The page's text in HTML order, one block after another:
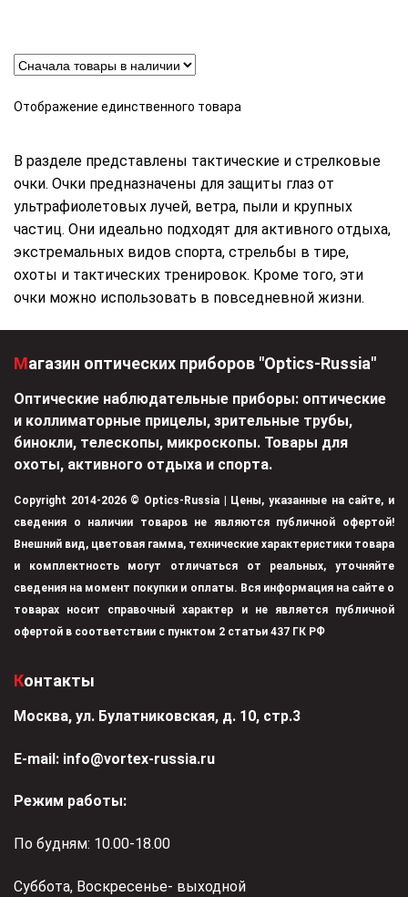
Отображение единственного товара
В разделе представлены тактические и стрелковые
очки. Очки предназначены для защиты глаз от
ультрафиолетовых лучей, ветра, пыли и крупных
частиц. Они идеально подходят для активного отдыха,
экстремальных видов спорта, стрельбы в тире,
охоты и тактических тренировок. Кроме того, эти
очки можно использовать в повседневной жизни.
Магазин оптических приборов "Optics-Russia"
Оптические наблюдательные приборы: оптические
и коллиматорные прицелы, зрительные трубы,
бинокли, телескопы, микроскопы. Товары для
охоты, активного отдыха и спорта.
Copyright 2014-2026 © Optics-Russia | Цены, указанные на сайте, и
сведения о наличии товаров не являются публичной офертой!
Внешний вид, цветовая гамма, технические характеристики товара
и комплектность могут отличаться от реальных, уточняйте
сведения на момент покупки и оплаты. Вся информация на сайте о
товарах носит справочный характер и не является публичной
офертой в соответствии с пунктом 2 статьи 437 ГК РФ
Контакты
Москва, ул. Булатниковская, д. 10, стр.3
Е-mail: info@vortex-russia.ru
Режим работы:
По будням: 10.00-18.00
Суббота, Воскресенье- выходной